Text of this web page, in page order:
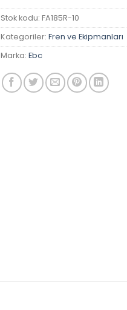
Stok kodu: FA185R-10
Kategoriler: Fren ve Ekipmanları
Marka: Ebc